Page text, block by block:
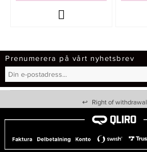
Prenumerera på vårt nyhetsbrev
↩ Right of withdrawal